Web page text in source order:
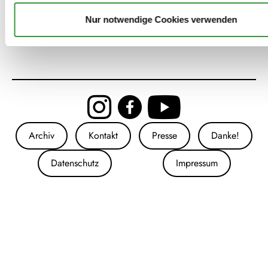
Nur notwendige Cookies verwenden
ist 19. bis 28. Februar 2027.
Archiv Kontakt Presse
Danke!
Datenschutz
Impressum